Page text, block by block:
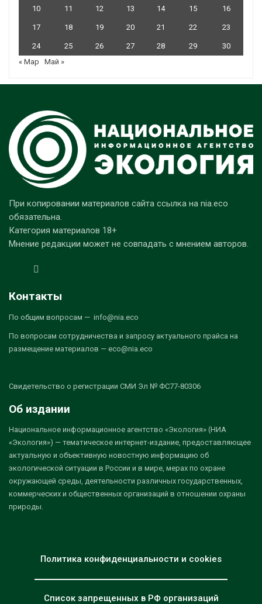
10 11 12 13 14 15 16
17 18 19 20 21 22 23
24 25 26 27 28 29
30
« Мар
Май »
При копировании материалов сайта ссылка на nia.eco
обязательна.
Категория материалов 18+
Мнение редакции может не совпадать с мнением авторов.
Контакты
По общим вопросам — info@nia.eco
По вопросам сотрудничества и запросу актуального прайса на
размещение материалов — eco@nia.eco
Свидетельство о регистрации СМИ Эл № ФС77-80306
Об издании
Национальное информационное агентство «Экология» (НИА
«Экология») — тематическое интернет-издание, предоставляющее
актуальную и объективную новостную информацию об
экологической ситуации в России и в мире, мерах по охране
окружающей среды, деятельности различных государственных,
коммерческих и общественных организаций в отношении охраны
природы.
Политика конфиденциальности и cookies
Список запрещенных в РФ организаций